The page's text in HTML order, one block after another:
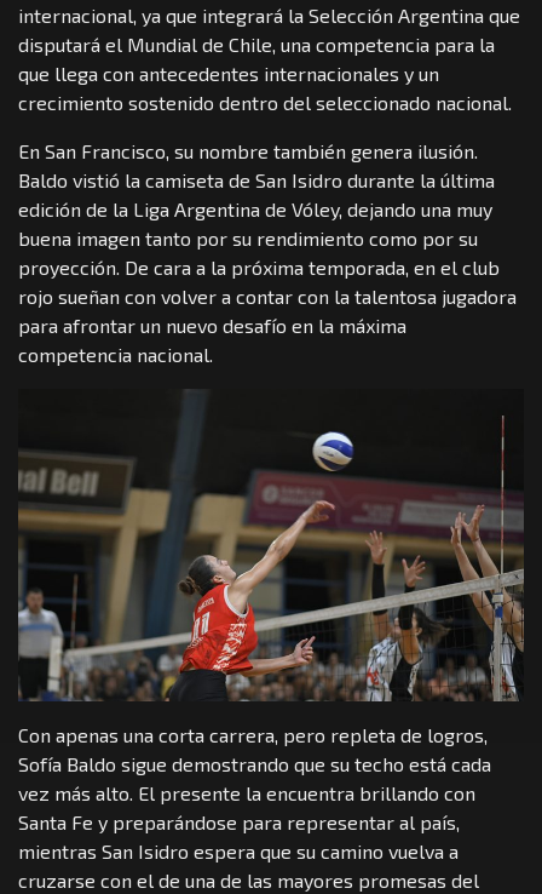
internacional, ya que integrará la Selección Argentina que
disputará el Mundial de Chile, una competencia para la
que llega con antecedentes internacionales y un
crecimiento sostenido dentro del seleccionado nacional.
En San Francisco, su nombre también genera ilusión.
Baldo vistió la camiseta de San Isidro durante la última
edición de la Liga Argentina de Vóley, dejando una muy
buena imagen tanto por su rendimiento como por su
proyección. De cara a la próxima temporada, en el club
rojo sueñan con volver a contar con la talentosa jugadora
para afrontar un nuevo desafío en la máxima
competencia nacional.
Con apenas una corta carrera, pero repleta de logros,
Sofía Baldo sigue demostrando que su techo está cada
vez más alto. El presente la encuentra brillando con
Santa Fe y preparándose para representar al país,
mientras San Isidro espera que su camino vuelva a
cruzarse con el de una de las mayores promesas del